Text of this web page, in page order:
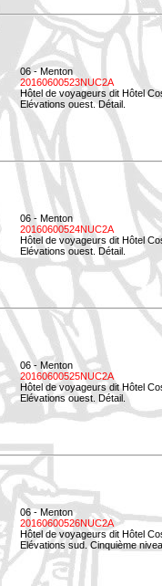
06 - Menton
20160600523NUC2A
Hôtel de voyageurs dit Hôtel
Elévations ouest. Détail.
06 - Menton
20160600524NUC2A
Hôtel de voyageurs dit Hôtel
Elévations ouest. Détail.
06 - Menton
20160600525NUC2A
Hôtel de voyageurs dit Hôtel
Elévations ouest. Détail.
06 - Menton
20160600526NUC2A
Hôtel de voyageurs dit Hôtel
Elévations sud. Cinquième